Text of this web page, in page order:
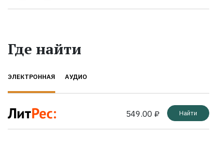
Где найти
ЭЛЕКТРОННАЯ АУДИО
549.00 ₽ Найти